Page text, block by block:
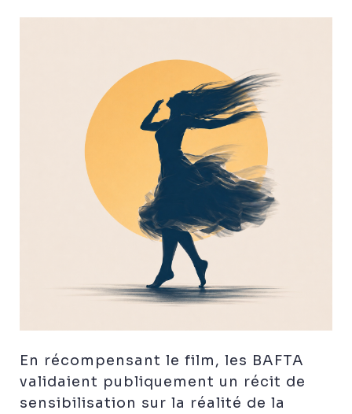
En récompensant le film, les BAFTA
validaient publiquement un récit de
sensibilisation sur la réalité de la